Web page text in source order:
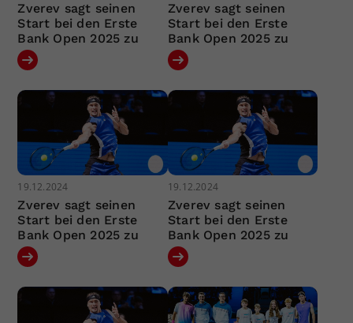
Zverev sagt seinen
Start bei den Erste
Bank Open 2025 zu
Zverev sagt seinen
Start bei den Erste
Bank Open 2025 zu
19.12.2024
Zverev sagt seinen
Start bei den Erste
Bank Open 2025 zu
19.12.2024
Zverev sagt seinen
Start bei den Erste
Bank Open 2025 zu